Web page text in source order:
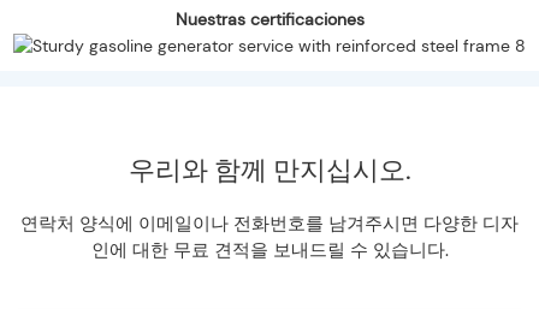
Nuestras certificaciones
우리와 함께 만지십시오.
연락처 양식에 이메일이나 전화번호를 남겨주시면 다양한 디자
인에 대한 무료 견적을 보내드릴 수 있습니다.